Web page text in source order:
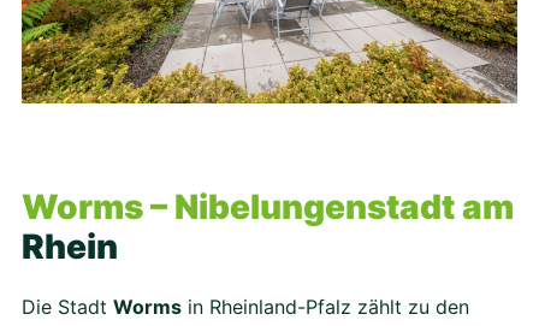
Worms – Nibelungenstadt am
Rhein
Die Stadt Worms in Rheinland-Pfalz zählt zu den